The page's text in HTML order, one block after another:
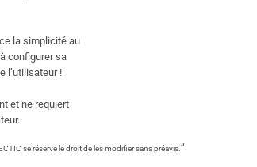
la simplicité au
configurer sa
l’utilisateur !
et ne requiert
se réserve le droit de les modifier sans préavis.“